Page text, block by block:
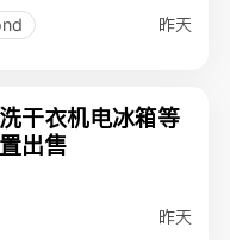
昨天
干衣机电冰箱等
出售
昨天